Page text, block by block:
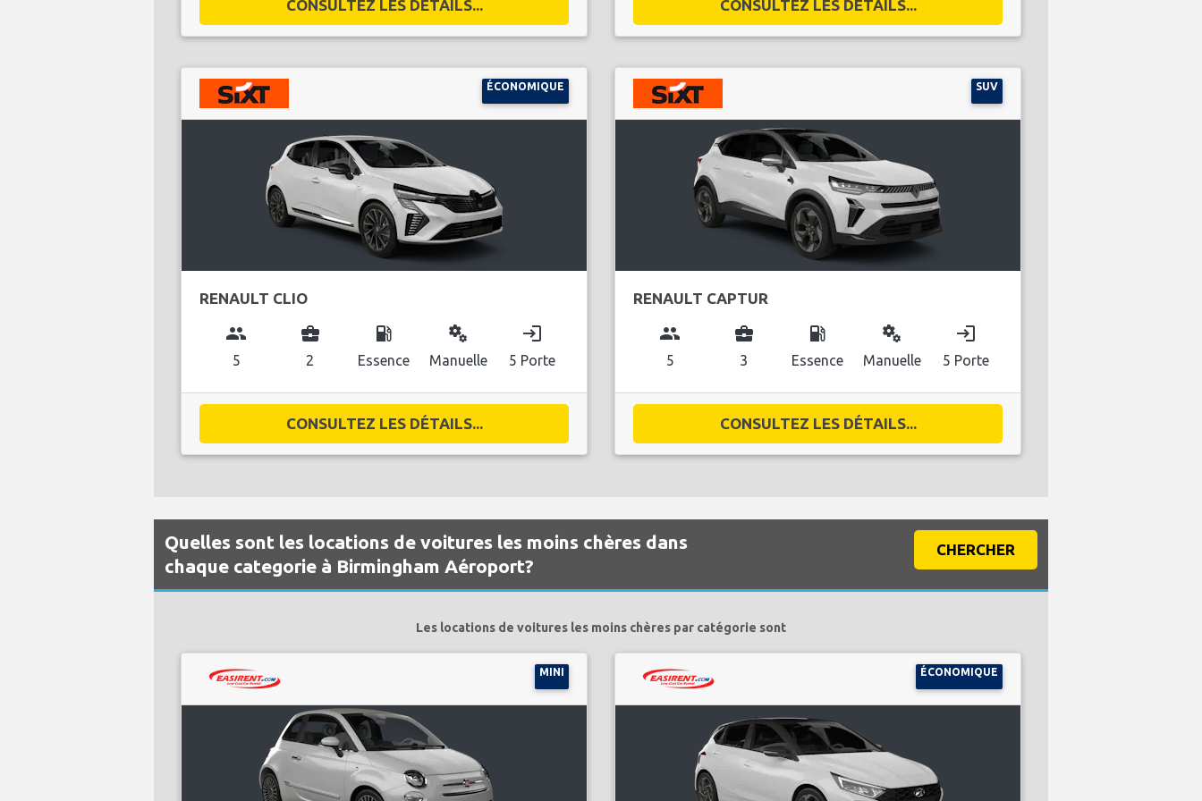
CONSULTEZ LES DÉTAILS... CONSULTEZ LES DÉTAILS...
ÉCONOMIQUE
RENAULT CLIO
group
5
business_center
2
local_gas_station
Essence
miscellaneous_services
Manuelle
login
5 Porte
CONSULTEZ LES DÉTAILS...
SUV
RENAULT CAPTUR
group
5
business_center
3
local_gas_station
Essence
miscellaneous_services
Manuelle
login
5 Porte
CONSULTEZ LES DÉTAILS...
Quelles sont les locations de voitures les moins chères dans
chaque categorie à Birmingham Aéroport?
CHERCHER
Les locations de voitures les moins chères par catégorie sont
MINI ÉCONOMIQUE